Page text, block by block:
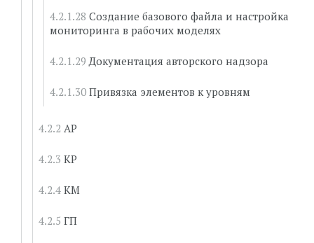
Создание базового файла и настройка
мониторинга в рабочих моделях
Документация авторского надзора
Привязка элементов к уровням
АР
КР
КМ
ГП